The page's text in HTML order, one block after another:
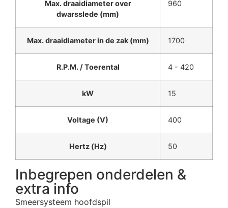
Max. draaidiameter over
dwarsslede (mm)
960
Max. draaidiameter in de zak (mm) 1700
R.P.M. / Toerental 4 - 420
kW 15
Voltage (V) 400
Hertz (Hz) 50
Inbegrepen onderdelen &
extra info
Smeersysteem hoofdspil